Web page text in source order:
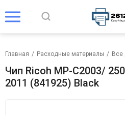
Главная / Расходные материалы / Все
Чип Ricoh MP-C2003/
2011 (841925) Black